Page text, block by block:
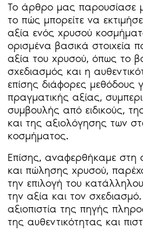
Το άρθρο μας παρουσίασε
το πώς μπορείτε να
αξία ενός χρυσού
ορισμένα βασικά στοιχεία
αξία του χρυσού, όπως το
σχεδιασμός και η
επίσης διάφορες μεθόδους
πραγματικής αξίας,
συμβουλής από ειδικούς,
και της αξιολόγησης των
κοσμήματος.
Επίσης, αναφερθήκαμε
και πώλησης χρυσού,
την επιλογή του
την αξία και τον
αξιοπιστία της πηγής
της αυθεντικότητας και